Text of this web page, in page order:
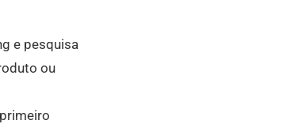
e pesquisa
ou